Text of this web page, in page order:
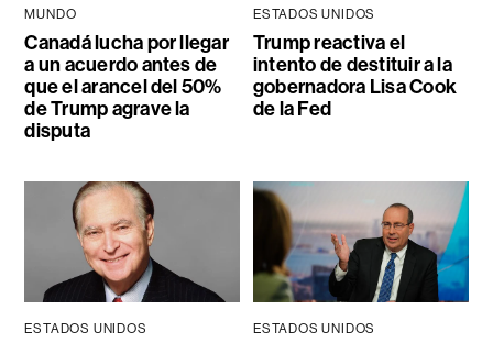
MUNDO
Canadá lucha por llegar
a un acuerdo antes de
que el arancel del 50%
de Trump agrave la
disputa
ESTADOS UNIDOS
Trump reactiva el
intento de destituir a la
gobernadora Lisa Cook
de la Fed
ESTADOS UNIDOS ESTADOS UNIDOS